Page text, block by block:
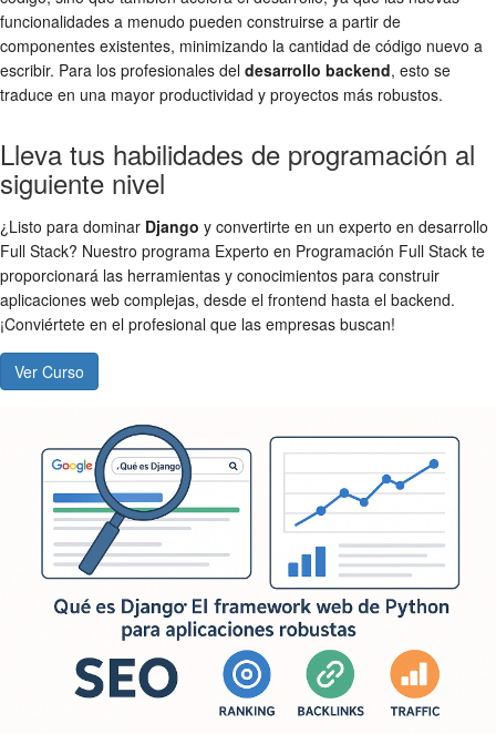
funcionalidades a menudo pueden construirse a partir de
componentes existentes, minimizando la cantidad de código nuevo a
escribir. Para los profesionales del desarrollo backend, esto se
traduce en una mayor productividad y proyectos más robustos.
Lleva tus habilidades de programación al
siguiente nivel
¿Listo para dominar Django y convertirte en un experto en desarrollo
Full Stack? Nuestro programa Experto en Programación Full Stack te
proporcionará las herramientas y conocimientos para construir
aplicaciones web complejas, desde el frontend hasta el backend.
¡Conviértete en el profesional que las empresas buscan!
Ver Curso